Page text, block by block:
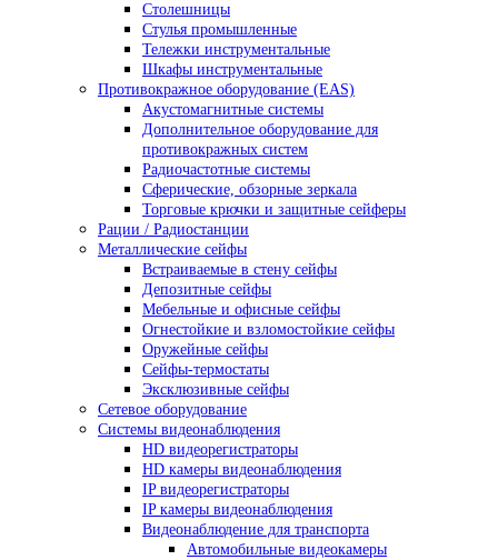
Столешницы
Стулья промышленные
Тележки инструментальные
Шкафы инструментальные
Противокражное оборудование (EAS)
Акустомагнитные системы
Дополнительное оборудование для
противокражных систем
Радиочастотные системы
Сферические, обзорные зеркала
Торговые крючки и защитные сейферы
Рации / Радиостанции
Металлические сейфы
Встраиваемые в стену сейфы
Депозитные сейфы
Мебельные и офисные сейфы
Огнестойкие и взломостойкие сейфы
Оружейные сейфы
Сейфы-термостаты
Эксклюзивные сейфы
Сетевое оборудование
Системы видеонаблюдения
HD видеорегистраторы
HD камеры видеонаблюдения
IP видеорегистраторы
IP камеры видеонаблюдения
Видеонаблюдение для транспорта
Автомобильные видеокамеры